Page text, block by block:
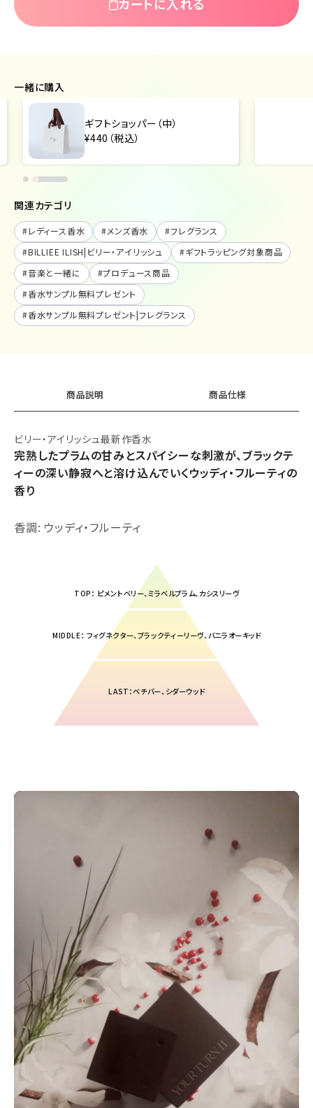
一緒に購入
ギフトショッパー（中）
¥440（税込）
関連カテゴリ
#レディース香水 #メンズ香水 #フレグランス
#BILLIEE ILISH|ビリー・アイリッシュ #ギフトラッピング対象商品
#音楽と一緒に #プロデュース商品
#香水サンプル無料プレゼント
#香水サンプル無料プレゼント|フレグランス
商品説明 商品仕様
ビリー・アイリッシュ最新作香水
完熟したプラムの甘みとスパイシーな刺激が、ブラックテ
ィーの深い静寂へと溶け込んでいくウッディ・フルーティの
香り
香調: ウッディ・フルーティ
TOP： ピメントベリー、ミラベルプラム、カシスリーヴ
MIDDLE： フィグネクター、ブラックティーリーヴ、バニラオーキッド
LAST：ベチバー、シダーウッド